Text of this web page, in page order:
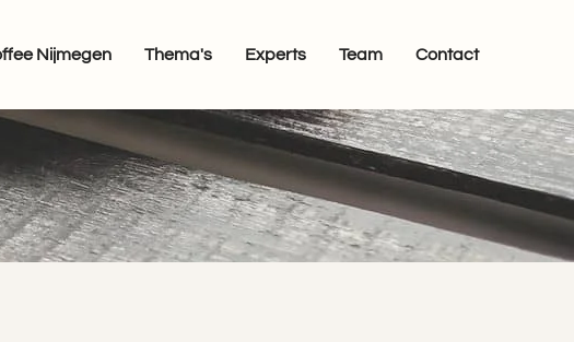
Nijmegen Thema's Experts Team Contact